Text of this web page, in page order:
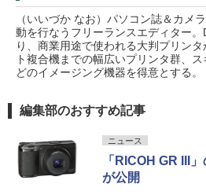
（いいづか なお）パソコン誌＆カメ
動を行なうフリーランスエディター
り、商業用途で使われる大判プリン
ト複合機までの幅広いプリンタ群、
どのイメージング機器を得意とする。
編集部のおすすめ記事
ニュース
「RICOH GR III
が公開